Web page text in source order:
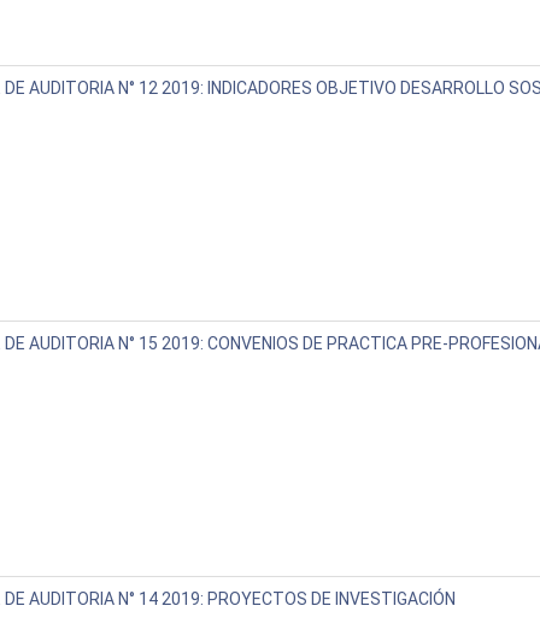
DE AUDITORIA N° 12 2019: INDICADORES OBJETIVO DESARROLLO
DE AUDITORIA N° 15 2019: CONVENIOS DE PRACTICA PRE-
DE AUDITORIA N° 14 2019: PROYECTOS DE INVESTIGACIÓN